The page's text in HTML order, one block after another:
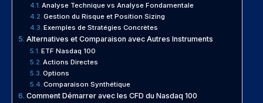
Analyse Technique vs Analyse Fondamentale
Gestion du Risque et Position Sizing
Exemples de Stratégies Concrètes
Alternatives et Comparaison avec Autres Instruments
ETF Nasdaq 100
Actions Directes
Options
Comparaison Synthétique
Comment Démarrer avec les CFD du Nasdaq 100